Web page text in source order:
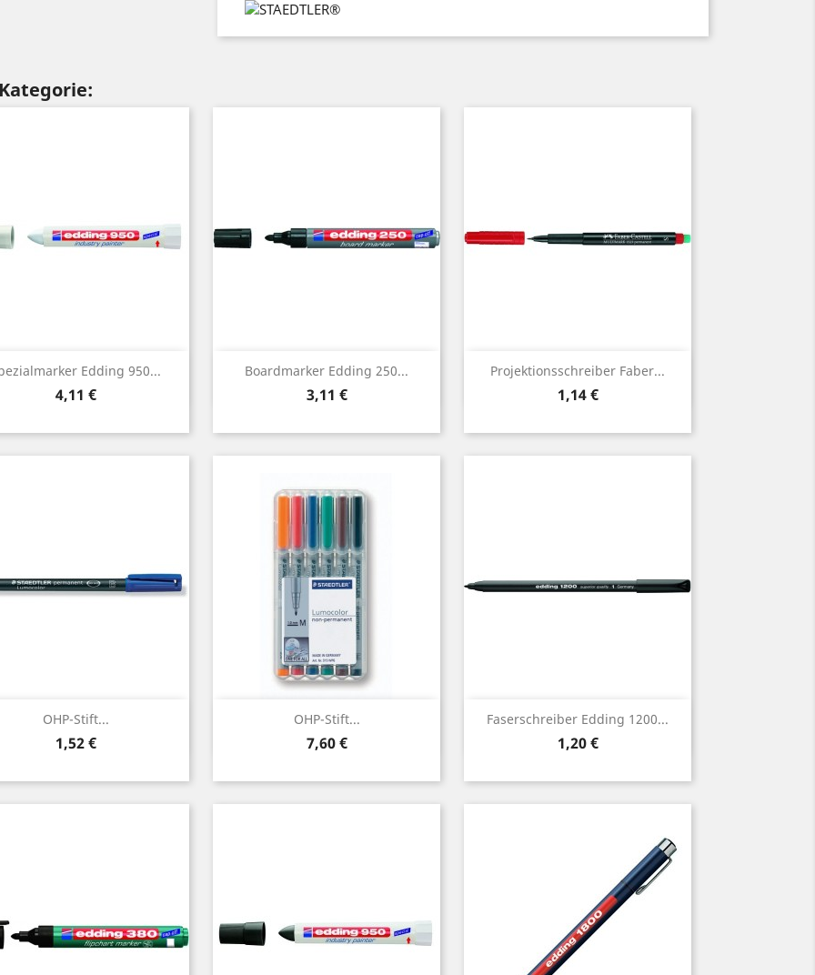
Edding 950...
Preis
4,11 €
Vorschau Boardmarker Edding 250...
Preis
3,11 €
Vorschau Projektionsschreiber Faber...
Preis
1,14 €
Vorschau
OHP-Stift...
Preis
1,52 €
Vorschau OHP-Stift...
Preis
7,60 €
Vorschau Faserschreiber Edding 1200...
Preis
1,20 €
Vorschau